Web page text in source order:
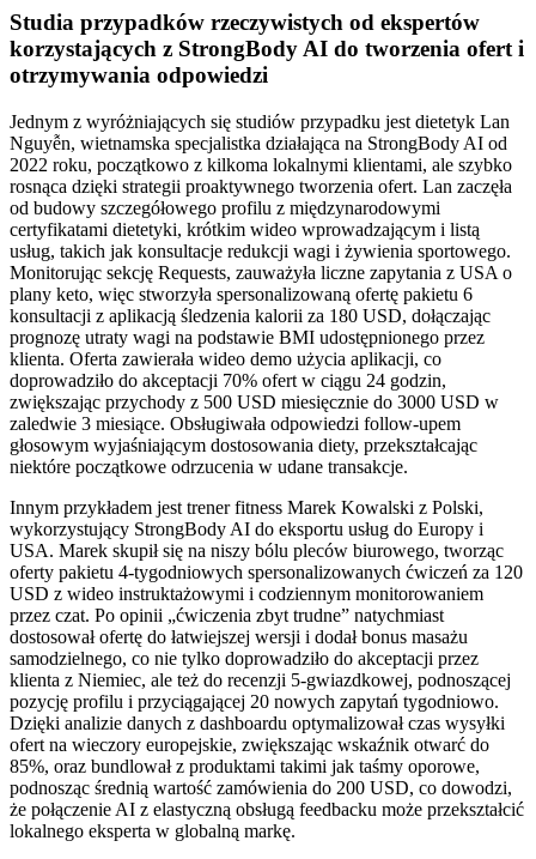
Studia przypadków rzeczywistych od ekspertów
korzystających z StrongBody AI do tworzenia ofert i
otrzymywania odpowiedzi
Jednym z wyróżniających się studiów przypadku jest dietetyk Lan
Nguyễn, wietnamska specjalistka działająca na StrongBody AI od
2022 roku, początkowo z kilkoma lokalnymi klientami, ale szybko
rosnąca dzięki strategii proaktywnego tworzenia ofert. Lan zaczęła
od budowy szczegółowego profilu z międzynarodowymi
certyfikatami dietetyki, krótkim wideo wprowadzającym i listą
usług, takich jak konsultacje redukcji wagi i żywienia sportowego.
Monitorując sekcję Requests, zauważyła liczne zapytania z USA o
plany keto, więc stworzyła spersonalizowaną ofertę pakietu 6
konsultacji z aplikacją śledzenia kalorii za 180 USD, dołączając
prognozę utraty wagi na podstawie BMI udostępnionego przez
klienta. Oferta zawierała wideo demo użycia aplikacji, co
doprowadziło do akceptacji 70% ofert w ciągu 24 godzin,
zwiększając przychody z 500 USD miesięcznie do 3000 USD w
zaledwie 3 miesiące. Obsługiwała odpowiedzi follow-upem
głosowym wyjaśniającym dostosowania diety, przekształcając
niektóre początkowe odrzucenia w udane transakcje.
Innym przykładem jest trener fitness Marek Kowalski z Polski,
wykorzystujący StrongBody AI do eksportu usług do Europy i
USA. Marek skupił się na niszy bólu pleców biurowego, tworząc
oferty pakietu 4-tygodniowych spersonalizowanych ćwiczeń za 120
USD z wideo instruktażowymi i codziennym monitorowaniem
przez czat. Po opinii „ćwiczenia zbyt trudne” natychmiast
dostosował ofertę do łatwiejszej wersji i dodał bonus masażu
samodzielnego, co nie tylko doprowadziło do akceptacji przez
klienta z Niemiec, ale też do recenzji 5-gwiazdkowej, podnoszącej
pozycję profilu i przyciągającej 20 nowych zapytań tygodniowo.
Dzięki analizie danych z dashboardu optymalizował czas wysyłki
ofert na wieczory europejskie, zwiększając wskaźnik otwarć do
85%, oraz bundlował z produktami takimi jak taśmy oporowe,
podnosząc średnią wartość zamówienia do 200 USD, co dowodzi,
że połączenie AI z elastyczną obsługą feedbacku może przekształcić
lokalnego eksperta w globalną markę.